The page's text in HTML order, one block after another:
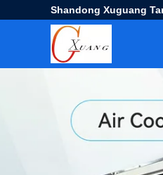
Shandong Xuguang